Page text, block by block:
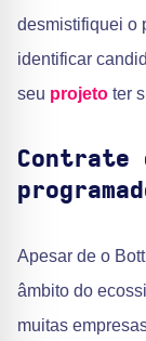
desmistifiquei o
identificar
seu projeto ter
Contrate
Apesar de o
âmbito do
muitas